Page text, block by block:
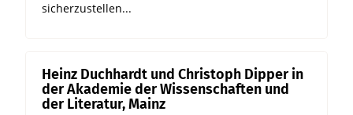
sicherzustellen...
Heinz Duchhardt und Christoph Dipper in
der Akademie der Wissenschaften und
der Literatur, Mainz